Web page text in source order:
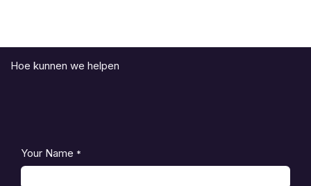
Hoe kunnen we helpen
Your Name *